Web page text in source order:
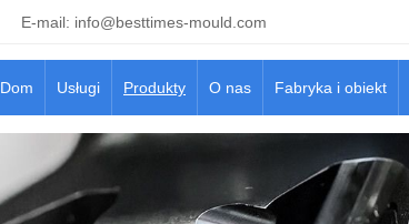
E-mail: info@besttimes-mould.com
Dom Usługi Produkty O nas Fabryka i obiekt